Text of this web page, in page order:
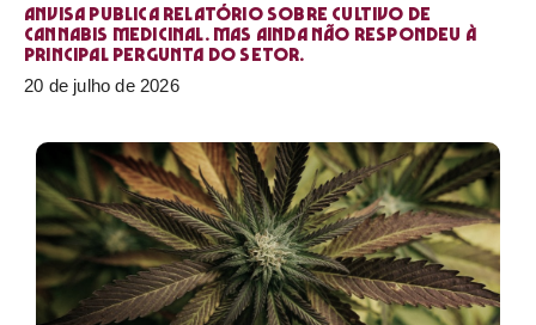
Anvisa publica relatório sobre cultivo de
Cannabis medicinal. Mas ainda não respondeu à
principal pergunta do setor.
20 de julho de 2026